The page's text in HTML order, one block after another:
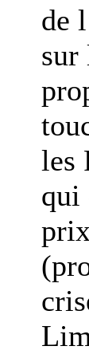
de
sur
les
qui